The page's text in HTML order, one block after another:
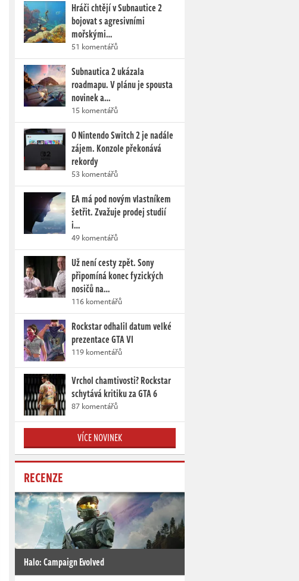
Hráči chtějí v Subnautice 2
bojovat s agresivními
mořskými…
51 komentářů
Subnautica 2 ukázala
roadmapu. V plánu je spousta
novinek a…
15 komentářů
O Nintendo Switch 2 je nadále
zájem. Konzole překonává
rekordy
53 komentářů
EA má pod novým vlastníkem
šetřit. Zvažuje prodej studií
i…
49 komentářů
Už není cesty zpět. Sony
připomíná konec fyzických
nosičů na…
116 komentářů
Rockstar odhalil datum velké
prezentace GTA VI
119 komentářů
Vrchol chamtivosti? Rockstar
schytává kritiku za GTA 6
87 komentářů
VÍCE NOVINEK
RECENZE
Halo: Campaign Evolved